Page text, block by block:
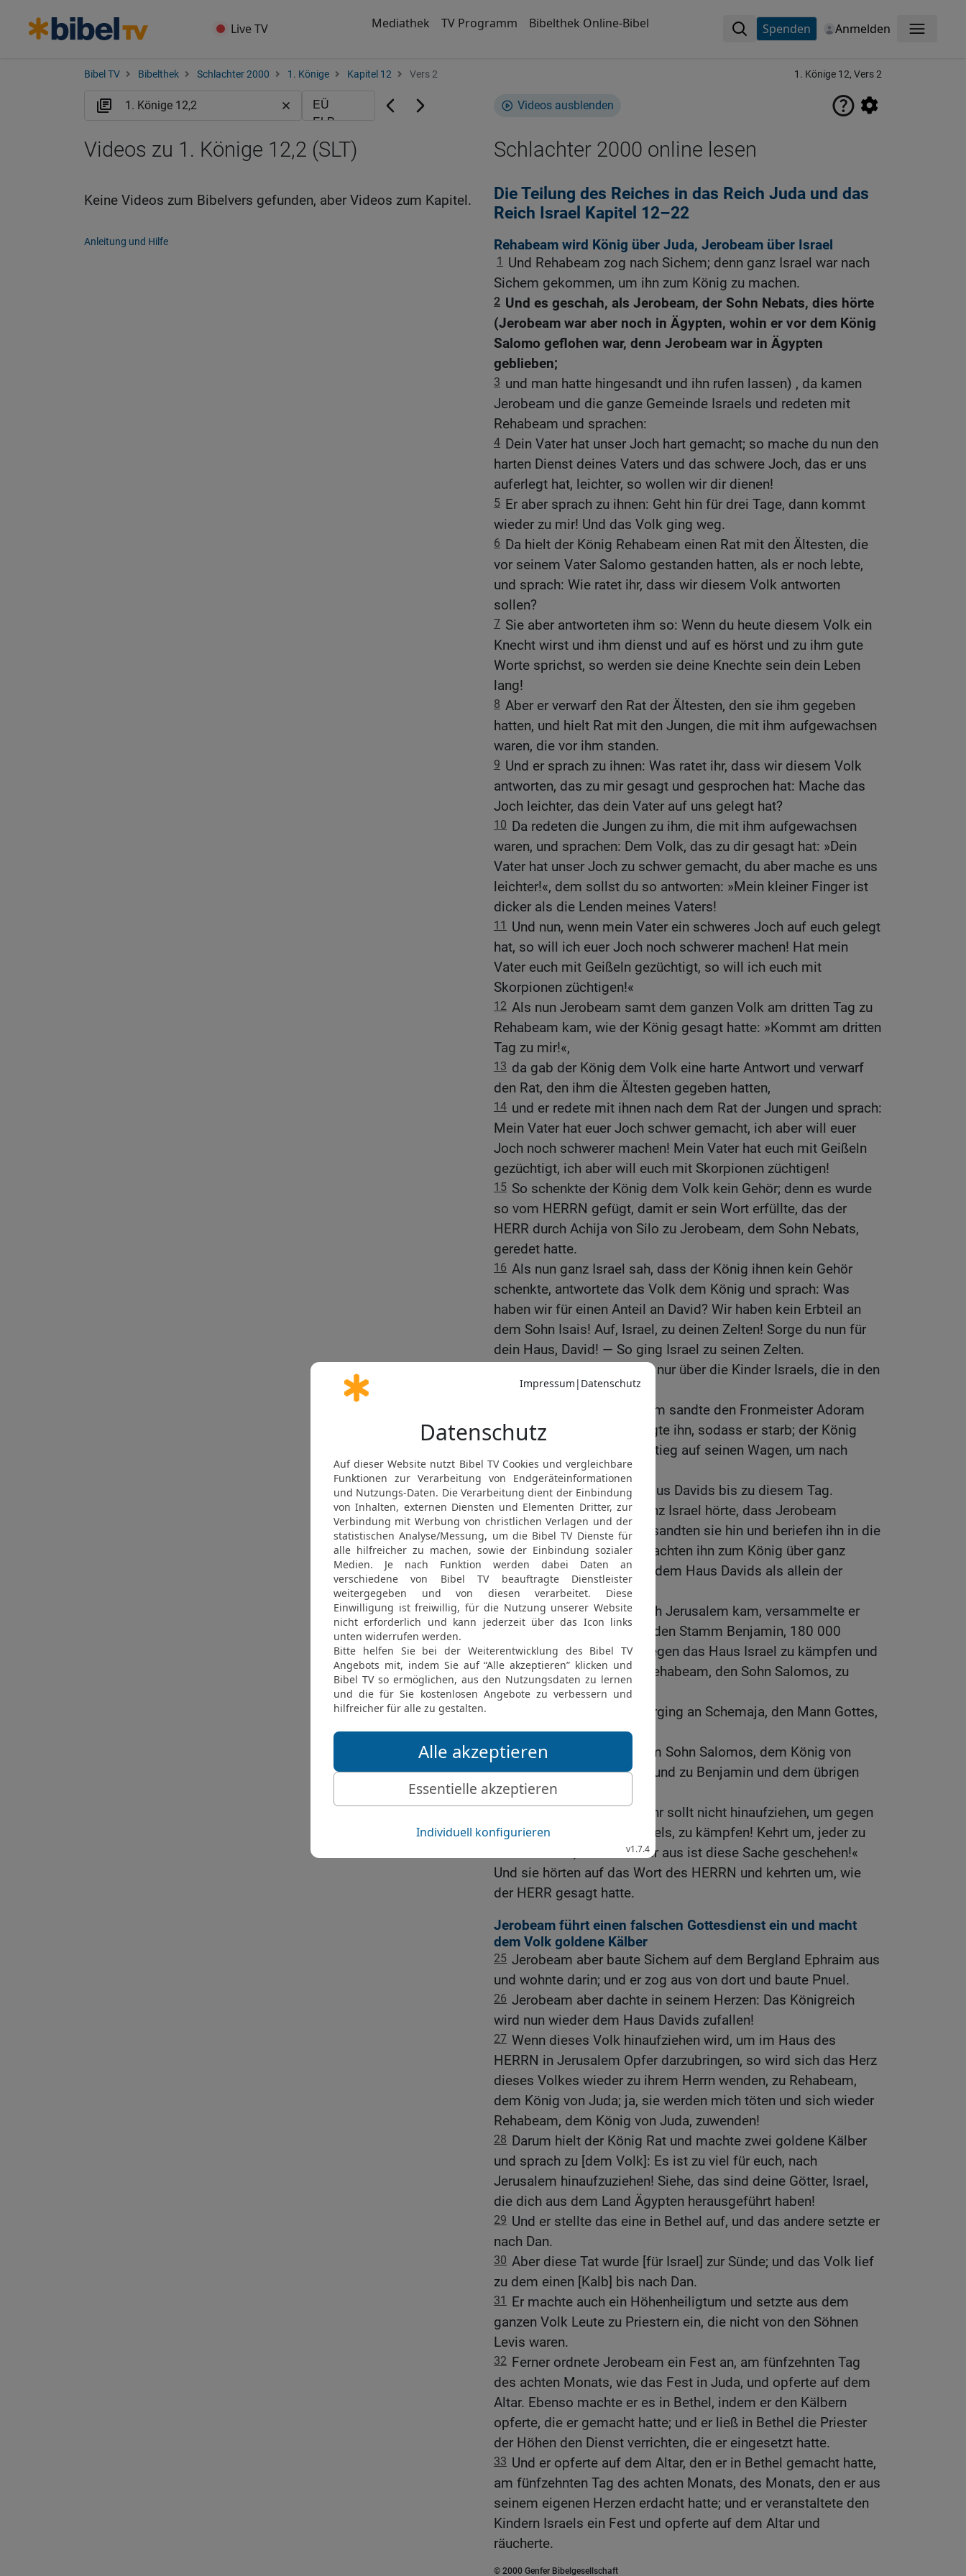
Live TV Mediathek TV Programm Bibelthek Online-Bibel Spenden Anmelden Menü
Bibel TV Bibelthek Schlachter 2000 1. Könige Kapitel 12 Vers 2 1. Könige 12, Vers 2
Videos ausblenden
Schlachter 2000 online lesen
Die Teilung des Reiches in das Reich Juda und das
Reich Israel Kapitel 12–22
Rehabeam wird König über Juda, Jerobeam über Israel
1
Und Rehabeam zog nach Sichem; denn ganz Israel war nach
Sichem gekommen, um ihn zum König zu machen.
2 Und es geschah, als Jerobeam, der Sohn Nebats, dies hörte
(Jerobeam war aber noch in Ägypten, wohin er vor dem König
Salomo geflohen war, denn Jerobeam war in Ägypten
geblieben;
3 und man hatte hingesandt und ihn rufen lassen) , da kamen
Jerobeam und die ganze Gemeinde Israels und redeten mit
Rehabeam und sprachen:
4 Dein Vater hat unser Joch hart gemacht; so mache du nun den
harten Dienst deines Vaters und das schwere Joch, das er uns
auferlegt hat, leichter, so wollen wir dir dienen!
5 Er aber sprach zu ihnen: Geht hin für drei Tage, dann kommt
wieder zu mir! Und das Volk ging weg.
6 Da hielt der König Rehabeam einen Rat mit den Ältesten, die
vor seinem Vater Salomo gestanden hatten, als er noch lebte,
und sprach: Wie ratet ihr, dass wir diesem Volk antworten
sollen?
7 Sie aber antworteten ihm so: Wenn du heute diesem Volk ein
Knecht wirst und ihm dienst und auf es hörst und zu ihm gute
Worte sprichst, so werden sie deine Knechte sein dein Leben
lang!
8 Aber er verwarf den Rat der Ältesten, den sie ihm gegeben
hatten, und hielt Rat mit den Jungen, die mit ihm aufgewachsen
waren, die vor ihm standen.
9 Und er sprach zu ihnen: Was ratet ihr, dass wir diesem Volk
antworten, das zu mir gesagt und gesprochen hat: Mache das
Joch leichter, das dein Vater auf uns gelegt hat?
10 Da redeten die Jungen zu ihm, die mit ihm aufgewachsen
waren, und sprachen: Dem Volk, das zu dir gesagt hat: »Dein
Vater hat unser Joch zu schwer gemacht, du aber mache es uns
leichter!«, dem sollst du so antworten: »Mein kleiner Finger ist
dicker als die Lenden meines Vaters!
11
Und nun, wenn mein Vater ein schweres Joch auf euch gelegt
hat, so will ich euer Joch noch schwerer machen! Hat mein
Vater euch mit Geißeln gezüchtigt, so will ich euch mit
Skorpionen züchtigen!«
12 Als nun Jerobeam samt dem ganzen Volk am dritten Tag zu
Rehabeam kam, wie der König gesagt hatte: »Kommt am dritten
Tag zu mir!«,
13 da gab der König dem Volk eine harte Antwort und verwarf
den Rat, den ihm die Ältesten gegeben hatten,
14 und er redete mit ihnen nach dem Rat der Jungen und sprach:
Mein Vater hat euer Joch schwer gemacht, ich aber will euer
Joch noch schwerer machen! Mein Vater hat euch mit Geißeln
gezüchtigt, ich aber will euch mit Skorpionen züchtigen!
15 So schenkte der König dem Volk kein Gehör; denn es wurde
so vom HERRN gefügt, damit er sein Wort erfüllte, das der
HERR durch Achija von Silo zu Jerobeam, dem Sohn Nebats,
geredet hatte.
16 Als nun ganz Israel sah, dass der König ihnen kein Gehör
schenkte, antwortete das Volk dem König und sprach: Was
haben wir für einen Anteil an David? Wir haben kein Erbteil an
dem Sohn Isais! Auf, Israel, zu deinen Zelten! Sorge du nun für
dein Haus, David! — So ging Israel zu seinen Zelten.
Und Rehabeam regierte nur über die Kinder Israels, die in den
Städten Judas wohnten.
Und der König Rehabeam sandte den Fronmeister Adoram
hin, aber ganz Israel steinigte ihn, sodass er starb; der König
Rehabeam aber eilte und stieg auf seinen Wagen, um nach
Jerusalem zu fliehen.
19 So fiel Israel ab vom Haus Davids bis zu diesem Tag.
20 Und es geschah, als ganz Israel hörte, dass Jerobeam
zurückgekommen war, da sandten sie hin und beriefen ihn in die
Volksversammlung und machten ihn zum König über ganz
Israel, und niemand folgte dem Haus Davids als allein der
Stamm Juda.
21 Als aber Rehabeam nach Jerusalem kam, versammelte er
das ganze Haus Juda und den Stamm Benjamin, 180 000
auserlesene Krieger, um gegen das Haus Israel zu kämpfen und
das Königtum wieder an Rehabeam, den Sohn Salomos, zu
bringen.
Aber das Wort Gottes erging an Schemaja, den Mann Gottes,
folgendermaßen:
23 Rede zu Rehabeam, dem Sohn Salomos, dem König von
Juda, und zum Haus Juda und zu Benjamin und dem übrigen
Volk und sprich:
»So spricht der HERR: Ihr sollt nicht hinaufziehen, um gegen
eure Brüder, die Söhne Israels, zu kämpfen! Kehrt um, jeder zu
seinem Haus, denn von mir aus ist diese Sache geschehen!«
Und sie hörten auf das Wort des HERRN und kehrten um, wie
der HERR gesagt hatte.
Jerobeam führt einen falschen Gottesdienst ein und macht
dem Volk goldene Kälber
25 Jerobeam aber baute Sichem auf dem Bergland Ephraim aus
und wohnte darin; und er zog aus von dort und baute Pnuel.
26 Jerobeam aber dachte in seinem Herzen: Das Königreich
wird nun wieder dem Haus Davids zufallen!
27 Wenn dieses Volk hinaufziehen wird, um im Haus des
HERRN in Jerusalem Opfer darzubringen, so wird sich das Herz
dieses Volkes wieder zu ihrem Herrn wenden, zu Rehabeam,
dem König von Juda; ja, sie werden mich töten und sich wieder
Rehabeam, dem König von Juda, zuwenden!
28 Darum hielt der König Rat und machte zwei goldene Kälber
und sprach zu [dem Volk]: Es ist zu viel für euch, nach
Jerusalem hinaufzuziehen! Siehe, das sind deine Götter, Israel,
die dich aus dem Land Ägypten herausgeführt haben!
29 Und er stellte das eine in Bethel auf, und das andere setzte er
nach Dan.
30 Aber diese Tat wurde [für Israel] zur Sünde; und das Volk lief
zu dem einen [Kalb] bis nach Dan.
31
Er machte auch ein Höhenheiligtum und setzte aus dem
ganzen Volk Leute zu Priestern ein, die nicht von den Söhnen
Levis waren.
32 Ferner ordnete Jerobeam ein Fest an, am fünfzehnten Tag
des achten Monats, wie das Fest in Juda, und opferte auf dem
Altar. Ebenso machte er es in Bethel, indem er den Kälbern
opferte, die er gemacht hatte; und er ließ in Bethel die Priester
der Höhen den Dienst verrichten, die er eingesetzt hatte.
33 Und er opferte auf dem Altar, den er in Bethel gemacht hatte,
am fünfzehnten Tag des achten Monats, des Monats, den er aus
seinem eigenen Herzen erdacht hatte; und er veranstaltete den
Kindern Israels ein Fest und opferte auf dem Altar und
räucherte.
© 2000 Genfer Bibelgesellschaft
Videos zu 1. Könige 12,2 (SLT)
Keine Videos zum Bibelvers gefunden, aber Videos zum Kapitel.
Anleitung und Hilfe